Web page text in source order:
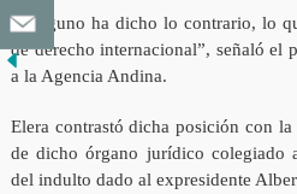
“Ninguno ha dicho lo contrario, lo
de derecho internacional”, señaló el
a la Agencia Andina.
Elera contrastó dicha posición con
de dicho órgano jurídico colegiado
del indulto dado al expresidente